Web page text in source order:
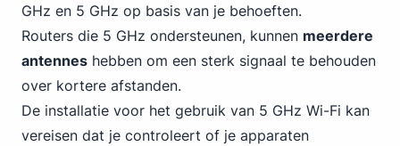
GHz en 5 GHz op basis van je behoeften.
Routers die 5 GHz ondersteunen, kunnen meerdere
antennes hebben om een sterk signaal te behouden
over kortere afstanden.
De installatie voor het gebruik van 5 GHz Wi-Fi kan
vereisen dat je controleert of je apparaten